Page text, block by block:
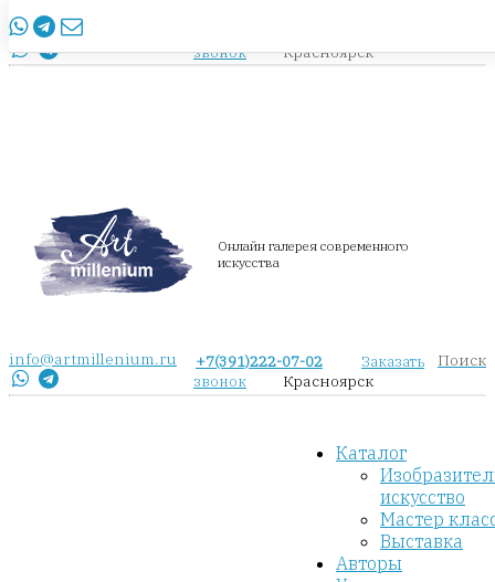
info@artmillenium.ru
звонок
Красноярск
Онлайн галерея современного
искусства
info@artmillenium.ru +7(391)222-07-02
Заказать
звонок
Красноярск
Поиск
Каталог
искусство
Мастер
Выставка
Авторы